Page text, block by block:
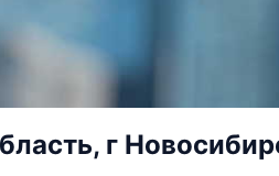
г